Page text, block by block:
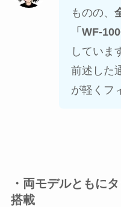
ものの、
「WF-
していま
前述した
が軽くフ
・両モデルともに
搭載